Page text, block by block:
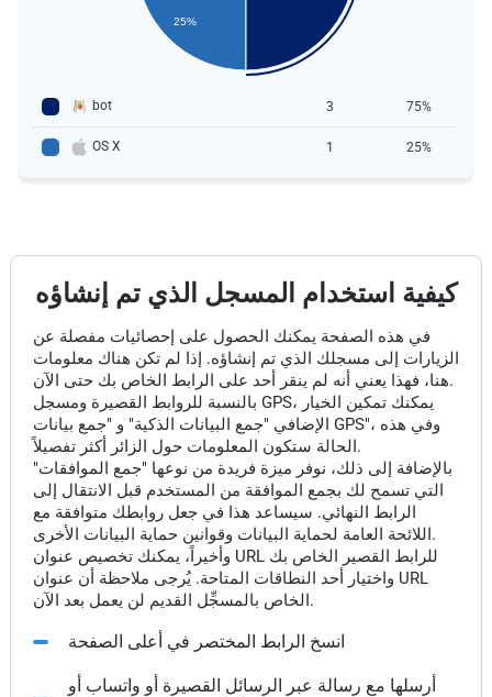
25%
bot 3 75%
OS X 1 25%
كيفية استخدام المسجل الذي تم إنشاؤه
في هذه الصفحة يمكنك الحصول على إحصائيات مفصلة عن
الزيارات إلى مسجلك الذي تم إنشاؤه. إذا لم تكن هناك معلومات
هنا، فهذا يعني أنه لم ينقر أحد على الرابط الخاص بك حتى الآن.
بالنسبة للروابط القصيرة ومسجل GPS، يمكنك تمكين الخيار
الإضافي "جمع البيانات الذكية" و "جمع بيانات GPS"، وفي هذه
الحالة ستكون المعلومات حول الزائر أكثر تفصيلاً.
بالإضافة إلى ذلك، نوفر ميزة فريدة من نوعها "جمع الموافقات"
التي تسمح لك بجمع الموافقة من المستخدم قبل الانتقال إلى
الرابط النهائي. سيساعد هذا في جعل روابطك متوافقة مع
اللائحة العامة لحماية البيانات وقوانين حماية البيانات الأخرى.
وأخيراً، يمكنك تخصيص عنوان URL للرابط القصير الخاص بك
واختيار أحد النطاقات المتاحة. يُرجى ملاحظة أن عنوان URL
الخاص بالمسجِّل القديم لن يعمل بعد الآن.
انسخ الرابط المختصر في أعلى الصفحة
أرسلها مع رسالة عبر الرسائل القصيرة أو واتساب أو